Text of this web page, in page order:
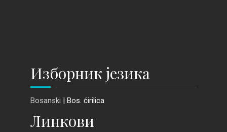
Изборник језика
Bosanski | Bos. ćirilica
Линкови